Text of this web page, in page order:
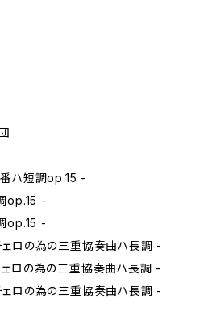
番ハ短調op.15 -
op.15 -
op.15 -
ェロの為の三重協奏曲ハ長調 -
ェロの為の三重協奏曲ハ長調 -
ェロの為の三重協奏曲ハ長調 -